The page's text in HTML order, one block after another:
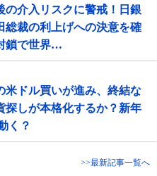
の介入リスクに警戒！日銀
総裁の利上げへの決意を確
鎖で世界…
米ドル買いが進み、終結な
探しが本格化するか？新年
く？
>>最新記事一覧へ